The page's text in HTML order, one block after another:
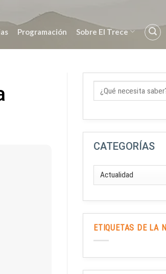
Programación Sobre El Trece
CATEGORÍAS
ETIQUETAS DE LA